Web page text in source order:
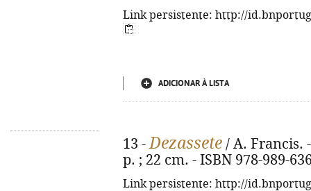
Link persistente: http://
ADICIONAR À LISTA
13 -Dezassete / A. Francis.
p. ; 22 cm. - ISBN 978-989-
Link persistente: http://